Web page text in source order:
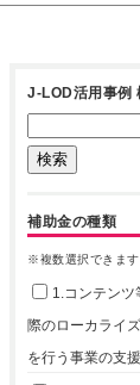
J-LOD活用事例
補助金の種類
※複数選択できます
1.コンテンツ
際のローカライ
を行う事業の支援